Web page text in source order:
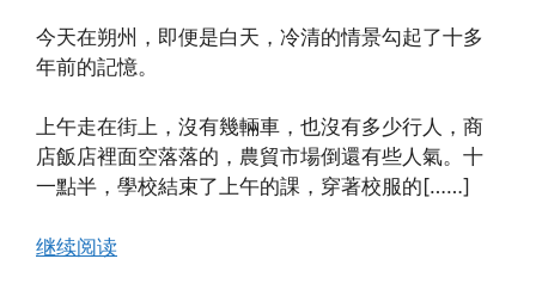
今天在朔州，即便是白天，冷清的情景勾起了十多
年前的記憶。
上午走在街上，沒有幾輛車，也沒有多少行人，商
店飯店裡面空落落的，農貿市場倒還有些人氣。十
一點半，學校結束了上午的課，穿著校服的[……]
继续阅读